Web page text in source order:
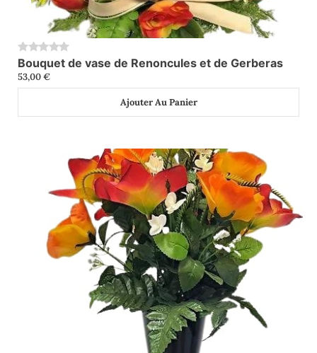
0
Bouquet de vase de Renoncules et de Gerberas
53,00€
Ajouter Au Panier